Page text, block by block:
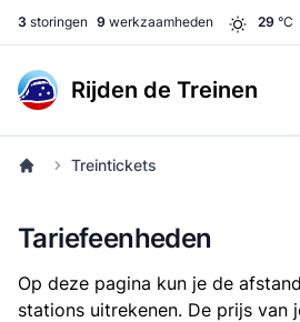
3 storingen 9 werkzaamheden 29 °C
Rijden de Treinen
Treintickets
Tariefeenheden
Op deze pagina kun je de
stations uitrekenen. De prijs van